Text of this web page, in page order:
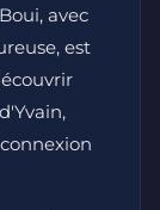
avec
est